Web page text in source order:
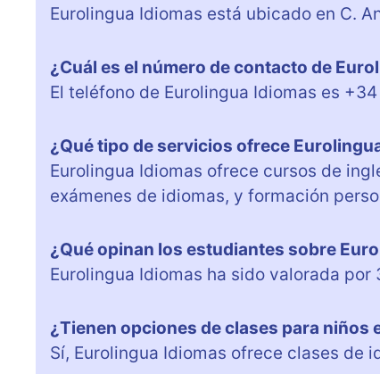
Eurolingua Idiomas está ubicado en C.
¿Cuál es el número de contacto de
El teléfono de Eurolingua Idiomas es
¿Qué tipo de servicios ofrece
Eurolingua Idiomas ofrece cursos de
exámenes de idiomas, y formación
¿Qué opinan los estudiantes sobre
Eurolingua Idiomas ha sido valorada
¿Tienen opciones de clases para niños
Sí, Eurolingua Idiomas ofrece clases de